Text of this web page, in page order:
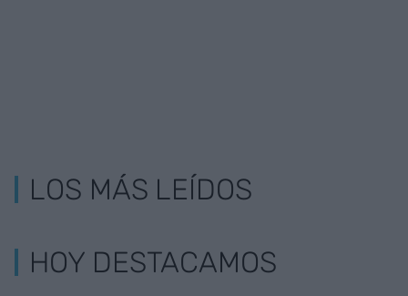
LOS MÁS LEÍDOS
HOY DESTACAMOS